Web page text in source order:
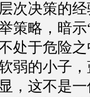
次决策的
策略，暗示
处于危险
弱的小子
，这不是